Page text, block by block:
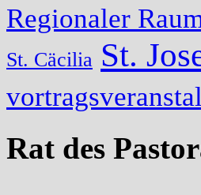
Regionaler
St. Cäcilia St.
Rat des